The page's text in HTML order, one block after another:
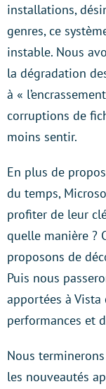
installations,
genres, ce
instable. Nous
la dégradation
à «
corruptions de
moins sentir.
En plus de
du temps,
profiter de leur
quelle manière ?
proposons de
Puis nous
apportées à
performances et
Nous
les nouveautés